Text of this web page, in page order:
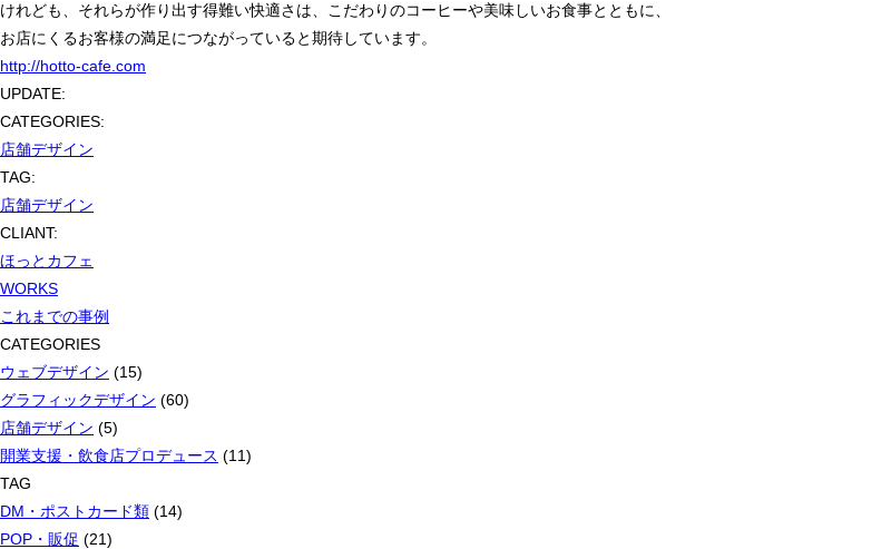
けれども、それらが作り出す得難い快適さは、こだわりのコーヒーや美味しいお食事とともに、
お店にくるお客様の満足につながっていると期待しています。
http://hotto-cafe.com
UPDATE:
CATEGORIES:
店舗デザイン
TAG:
店舗デザイン
CLIANT:
ほっとカフェ
WORKS
これまでの事例
CATEGORIES
ウェブデザイン (15)
グラフィックデザイン (60)
店舗デザイン (5)
開業支援・飲食店プロデュース (11)
TAG
DM・ポストカード類 (14)
POP・販促 (21)